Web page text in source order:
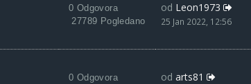
0 Odgovora
27789 Pogledano
od Leon1973
25 Jan 2022, 12:56
0 Odgovora
od arts81